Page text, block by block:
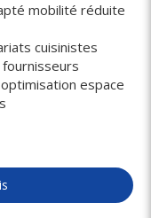
mobilité réduite
cuisinistes
espace